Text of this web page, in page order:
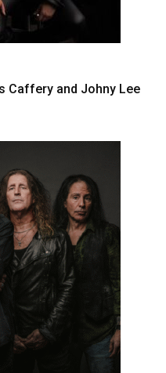
Caffery and Johny Lee